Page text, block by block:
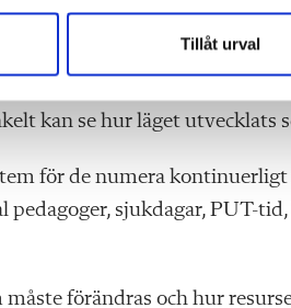
Tillåt urval
arbetssätt, säger hon
Inför varje APT
planering och om de fått rätt
kan se hur läget utvecklats
för de numera
sjukdagar, PUT-
förändras och hur